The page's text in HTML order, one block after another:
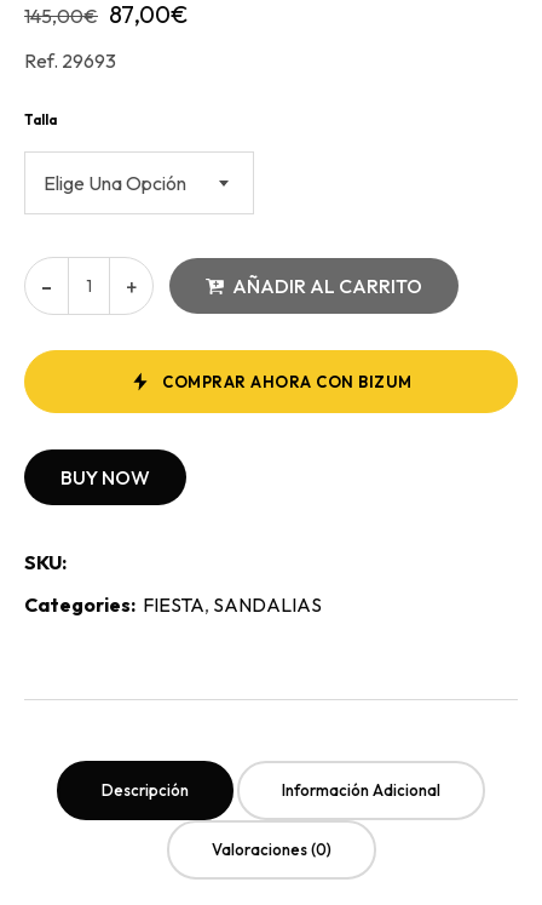
145,00€ 87,00€
Ref. 29693
Talla
Elige Una Opción
AÑADIR AL CARRITO
COMPRAR AHORA CON BIZUM
BUY NOW
SKU:
Categories: FIESTA, SANDALIAS
Descripción Información Adicional
Valoraciones (0)